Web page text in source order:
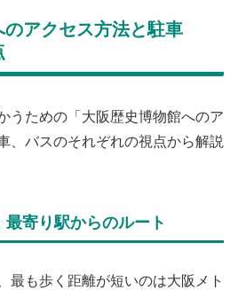
アクセス方法と駐車
うための「大阪歴史博物館へのア
、バスのそれぞれの視点から解説
寄り駅からのルート
最も歩く距離が短いのは大阪メト